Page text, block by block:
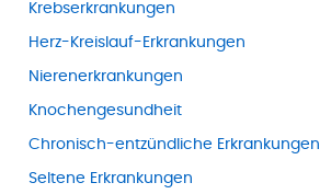
Krebserkrankungen
Herz-Kreislauf-Erkrankungen
Nierenerkrankungen
Knochengesundheit
Chronisch-entzündliche Erkrankungen
Seltene Erkrankungen